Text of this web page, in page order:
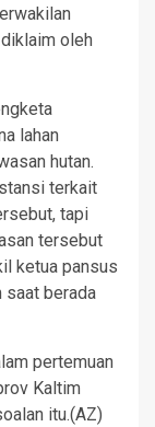
oleh
lahan
hutan.
terkait
tapi
tersebut
ketua pansus
saat berada
pertemuan
Kaltim
itu.(AZ)